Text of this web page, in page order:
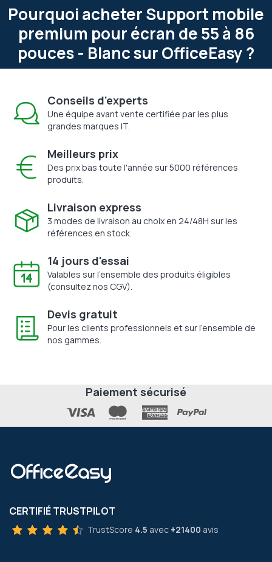
Pourquoi acheter Support mobile
premium pour écran de 55 à 86
pouces - Blanc sur OfficeEasy ?
Conseils d'experts
Une équipe avant vente certifiée par les plus
grandes marques IT.
Meilleurs prix
Des prix bas toute l'année sur 5000 références
produits.
Livraison express
3 modes de livraison au choix en 24/48H sur les
références en stock.
14 jours d'essai
Valables sur l'ensemble des produits éligibles
(consultez nos CGV).
Devis gratuit
Pour les clients professionnels et sur l'ensemble de
nos gammes.
Paiement sécurisé
CERTIFIÉ TRUSTPILOT
TrustScore 4.5 avec +21400 avis